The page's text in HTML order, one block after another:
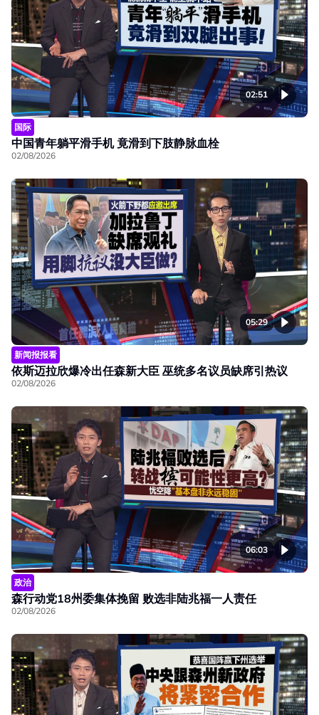
02:51
国际
中国青年躺平滑手机 竟滑到下肢静脉血栓
02/08/2026
05:29
新闻报报看
依斯迈拉欣爆冷出任森新大臣 巫统多名议员缺席引热议
02/08/2026
06:03
政治
森行动党18州委集体挽留 败选非陆兆福一人责任
02/08/2026